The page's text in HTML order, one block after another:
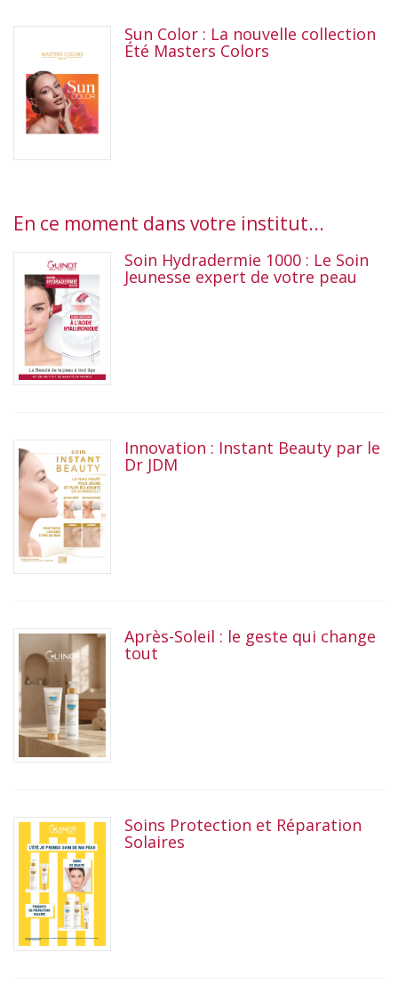
Sun Color : La nouvelle collection
Été Masters Colors
En ce moment dans votre institut...
Soin Hydradermie 1000 : Le Soin
Jeunesse expert de votre peau
Innovation : Instant Beauty par le
Dr JDM
Après-Soleil : le geste qui change
tout
Soins Protection et Réparation
Solaires